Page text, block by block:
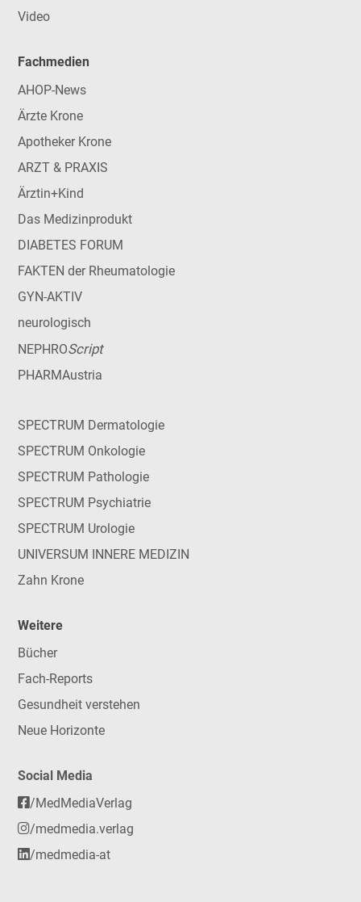
Video
Fachmedien
AHOP-News
Ärzte Krone
Apotheker Krone
ARZT & PRAXIS
Ärztin+Kind
Das Medizinprodukt
DIABETES FORUM
FAKTEN der Rheumatologie
GYN-AKTIV
neurologisch
NEPHROScript
PHARMAustria
SPECTRUM Dermatologie
SPECTRUM Onkologie
SPECTRUM Pathologie
SPECTRUM Psychiatrie
SPECTRUM Urologie
UNIVERSUM INNERE MEDIZIN
Zahn Krone
Weitere
Bücher
Fach-Reports
Gesundheit verstehen
Neue Horizonte
Social Media
/MedMediaVerlag
/medmedia.verlag
/medmedia-at